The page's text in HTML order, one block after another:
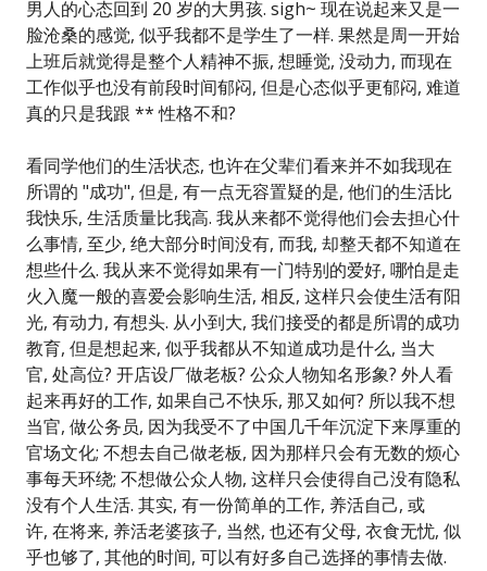
男人的心态回到 20 岁的大男孩. sigh~ 现在说起来又是一
脸沧桑的感觉, 似乎我都不是学生了一样. 果然是周一开始
上班后就觉得是整个人精神不振, 想睡觉, 没动力, 而现在
工作似乎也没有前段时间郁闷, 但是心态似乎更郁闷, 难道
真的只是我跟 ** 性格不和?
看同学他们的生活状态, 也许在父辈们看来并不如我现在
所谓的 "成功", 但是, 有一点无容置疑的是, 他们的生活比
我快乐, 生活质量比我高. 我从来都不觉得他们会去担心什
么事情, 至少, 绝大部分时间没有, 而我, 却整天都不知道在
想些什么. 我从来不觉得如果有一门特别的爱好, 哪怕是走
火入魔一般的喜爱会影响生活, 相反, 这样只会使生活有阳
光, 有动力, 有想头. 从小到大, 我们接受的都是所谓的成功
教育, 但是想起来, 似乎我都从不知道成功是什么, 当大
官, 处高位? 开店设厂做老板? 公众人物知名形象? 外人看
起来再好的工作, 如果自己不快乐, 那又如何? 所以我不想
当官, 做公务员, 因为我受不了中国几千年沉淀下来厚重的
官场文化; 不想去自己做老板, 因为那样只会有无数的烦心
事每天环绕; 不想做公众人物, 这样只会使得自己没有隐私
没有个人生活. 其实, 有一份简单的工作, 养活自己, 或
许, 在将来, 养活老婆孩子, 当然, 也还有父母, 衣食无忧, 似
乎也够了, 其他的时间, 可以有好多自己选择的事情去做.